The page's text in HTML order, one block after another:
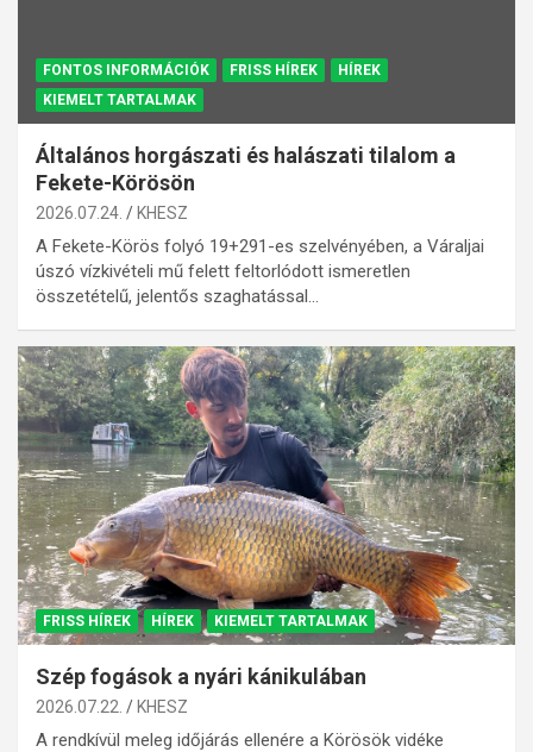
FONTOS INFORMÁCIÓK FRISS HÍREK
HÍREK
KIEMELT TARTALMAK
Általános horgászati és halászati tilalom a
Fekete-Körösön
2026.07.24. KHESZ
A Fekete-Körös folyó 19+291-es szelvényében, a Váraljai
úszó vízkivételi mű felett feltorlódott ismeretlen
összetételű, jelentős szaghatással…
FRISS HÍREK HÍREK KIEMELT TARTALMAK
Szép fogások a nyári kánikulában
2026.07.22. KHESZ
A rendkívül meleg időjárás ellenére a Körösök vidéke